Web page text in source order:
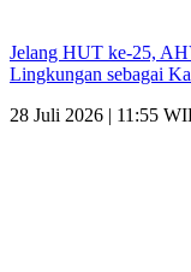
Jelang HUT ke-25,
Lingkungan sebagai
28 Juli 2026 | 11:55